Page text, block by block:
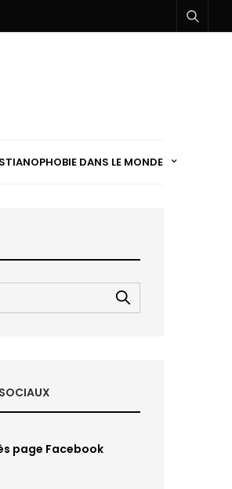
DANS LE MONDE
page Facebook